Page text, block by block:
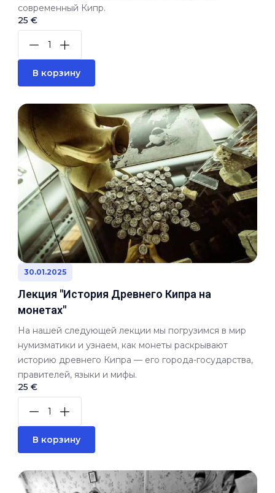
современный Кипр.
25 €
В корзину
30.01.2025
Лекция "История Древнего Кипра на
монетах"
На нашей следующей лекции мы погрузимся в мир
нумизматики и узнаем, как монеты раскрывают
историю древнего Кипра — его города-государства,
правителей, языки и мифы.
25 €
В корзину